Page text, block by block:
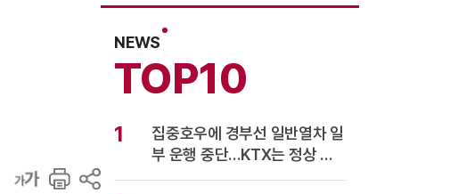
NEWS
TOP10
1
집중호우에 경부선 일반열차 일
부 운행 중단…KTX는 정상 운
행